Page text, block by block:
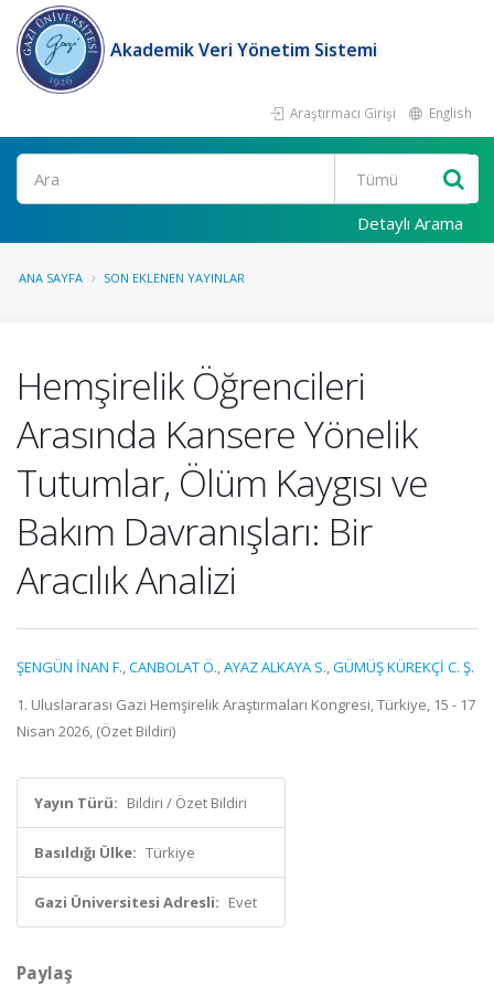
Akademik Veri Yönetim Sistemi
Araştırmacı Girişi English
Ara
Detaylı Arama
ANA SAYFA SON EKLENEN YAYINLAR
Hemşirelik Öğrencileri
Arasında Kansere Yönelik
Tutumlar, Ölüm Kaygısı ve
Bakım Davranışları: Bir
Aracılık Analizi
ŞENGÜN İNAN F.,CANBOLAT Ö.,AYAZ ALKAYA S.,GÜMÜŞ KÜREKÇİ C. Ş.
1. Uluslararası Gazi Hemşirelik Araştırmaları Kongresi, Türkiye, 15 - 17
Nisan 2026, (Özet Bildiri)
Yayın Türü: Bildiri / Özet Bildiri
Basıldığı Ülke: Türkiye
Gazi Üniversitesi Adresli: Evet
Paylaş